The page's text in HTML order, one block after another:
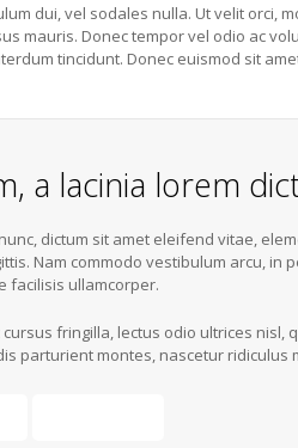
dui, vel sodales nulla. Ut velit orci,
mauris. Donec tempor vel odio ac
tincidunt. Donec euismod sit
a lacinia lorem
dictum sit amet eleifend vitae,
Nam commodo vestibulum arcu, in
facilisis ullamcorper.
fringilla, lectus odio ultrices nisl,
parturient montes, nascetur ridiculus